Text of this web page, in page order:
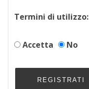
Termini di utilizzo:
Accetta No
REGISTRATI